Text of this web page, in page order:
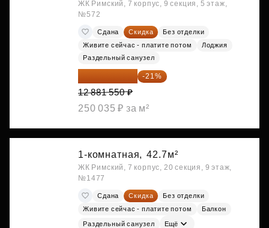
ЖК Римский, 7 корпус, 9 секция, 5 этаж,
№572
Сдана Скидка
Без отделки
Живите сейчас - платите потом
Лоджия
Раздельный санузел
10 176 425 ₽ -21%
12 881 550 ₽
250 035 ₽ за м²
1-комнатная, 42.7м²
ЖК Римский, 7 корпус, 20 секция, 9 этаж,
№1477
Сдана Скидка
Без отделки
Живите сейчас - платите потом
Балкон
Раздельный санузел Ещё